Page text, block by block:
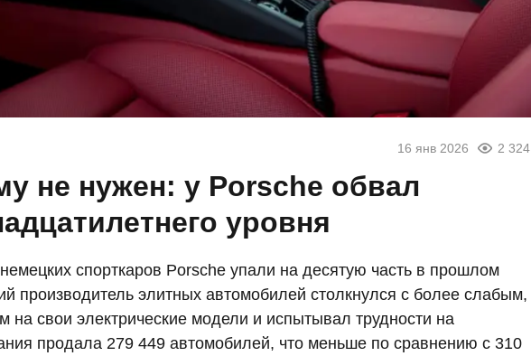
16 янв 2026 2 324
не нужен: у Porsche обвал
уровня
спорткаров Porsche упали на десятую часть в прошлом
производитель элитных автомобилей столкнулся с более слабым,
на свои электрические модели и испытывал трудности на
продала 279 449 автомобилей, что меньше по сравнению с 310